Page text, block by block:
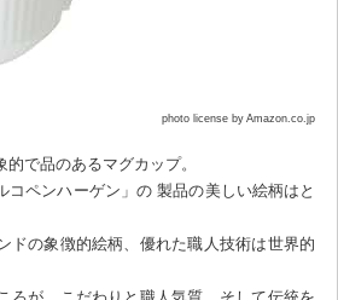
photo license by Amazon.co.jp
で品のあるマグカップ。
コペンハーゲン」の 製品の美しい絵柄はと
ドの象徴的絵柄、優れた職人技術は世界的